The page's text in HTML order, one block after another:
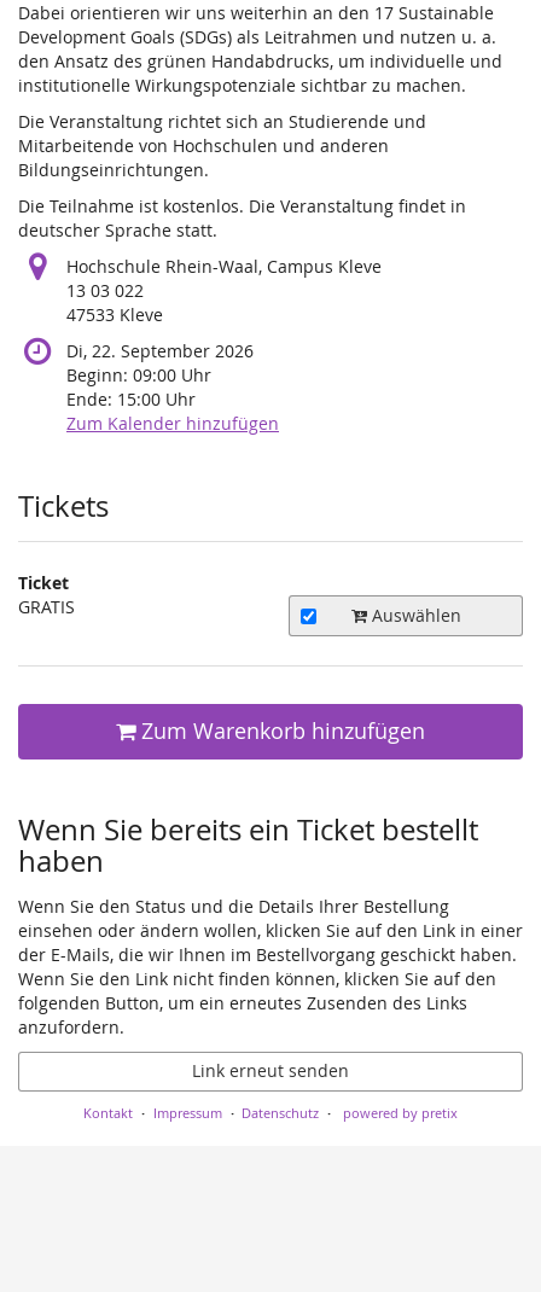
Dabei orientieren wir uns weiterhin an den 17 Sustainable
Development Goals (SDGs) als Leitrahmen und nutzen u. a.
den Ansatz des grünen Handabdrucks, um individuelle und
institutionelle Wirkungspotenziale sichtbar zu machen.
Die Veranstaltung richtet sich an Studierende und
Mitarbeitende von Hochschulen und anderen
Bildungseinrichtungen.
Die Teilnahme ist kostenlos. Die Veranstaltung findet in
deutscher Sprache statt.
Hochschule Rhein-Waal, Campus Kleve
13 03 022
47533 Kleve
Di, 22. September 2026
Beginn: 09:00 Uhr
Ende: 15:00 Uhr
Zum Kalender hinzufügen
Produkte
Tickets
Ticket
GRATIS
Auswählen
Zum Warenkorb hinzufügen
Wenn Sie bereits ein Ticket bestellt
haben
Wenn Sie den Status und die Details Ihrer Bestellung
einsehen oder ändern wollen, klicken Sie auf den Link in einer
der E-Mails, die wir Ihnen im Bestellvorgang geschickt haben.
Wenn Sie den Link nicht finden können, klicken Sie auf den
folgenden Button, um ein erneutes Zusenden des Links
anzufordern.
Link erneut senden
Kontakt Impressum Datenschutz powered by pretix